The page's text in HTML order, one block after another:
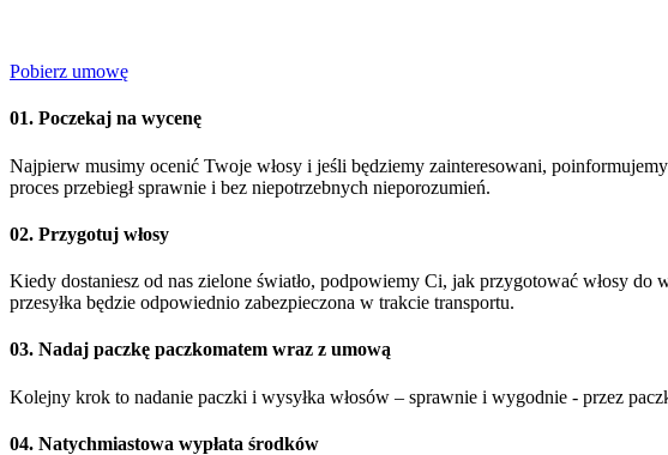
Pobierz umowę
01. Poczekaj na wycenę
Najpierw musimy ocenić Twoje włosy i jeśli będziemy zainteresowani,
proces przebiegł sprawnie i bez niepotrzebnych nieporozumień.
02. Przygotuj włosy
Kiedy dostaniesz od nas zielone światło, podpowiemy Ci, jak przygotować włosy do
przesyłka będzie odpowiednio zabezpieczona w trakcie transportu.
03. Nadaj paczkę paczkomatem wraz z umową
Kolejny krok to nadanie paczki i wysyłka włosów – sprawnie i wygodnie - przez
04. Natychmiastowa wypłata środków